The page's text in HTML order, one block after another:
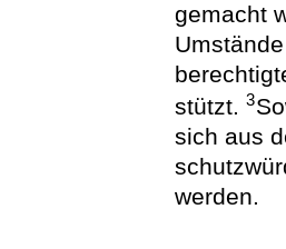
gemacht
stützt.3
sich aus
werden.